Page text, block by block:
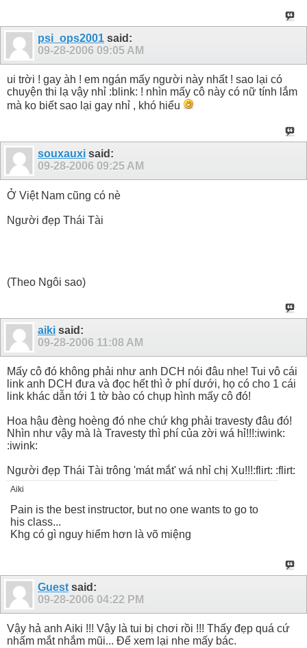
psi_ops2001 said:
09-28-2006 09:05 AM
ui trời ! gay àh ! em ngán mấy người này nhất ! sao lại có
chuyện thi lạ vậy nhỉ :blink: ! nhìn mấy cô này có nữ tính lắm
mà ko biết sao lại gay nhỉ , khó hiểu
souxauxi said:
09-28-2006 09:25 AM
Ở Việt Nam cũng có nè
Người đẹp Thái Tài
(Theo Ngôi sao)
aiki said:
09-28-2006 11:08 AM
Mấy cô đó không phải như anh DCH nói đâu nhe! Tui vô cái
link anh DCH đưa và đọc hết thì ở phí dưới, họ có cho 1 cái
link khác dẫn tới 1 tờ bào có chụp hình mấy cô đó!
Hoa hậu đèng hoèng đó nhe chứ khg phải travesty đâu đó!
Nhìn như vậy mà là Travesty thì phí của zời wá hỉ!!!:iwink:
:iwink:
Người đẹp Thái Tài trông 'mát mắt' wá nhỉ chị Xu!!!:flirt: :flirt:
Aiki
Pain is the best instructor, but no one wants to go to
his class...
Khg có gì nguy hiểm hơn là võ miệng
Guest said:
09-28-2006 04:22 PM
Vậy hả anh Aiki !!! Vậy là tui bị chơi rồi !!! Thấy đẹp quá cứ
nhấm mắt nhắm mũi... Để xem lại nhe mấy bác.